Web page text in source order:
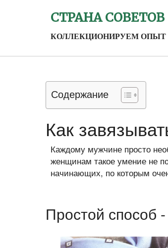
СТРАНА СОВЕТОВ
КОЛЛЕКЦИОНИРУЕМ ОПЫТ
Содержание
Как
Каждому мужчине просто
женщинам такое умение не
начинающих, по которым
Простой способ